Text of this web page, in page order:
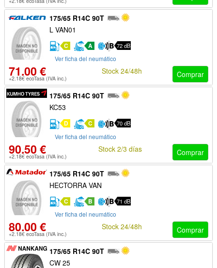
175/65 R14C 90T
L VAN01
C A 72 dB
Ver ficha del neumático
71.00 €
+2.18€ ecoTasa (IVA inc.) Comprar
Stock 24/48h
175/65 R14C 90T
KC53
D C 70 dB
Ver ficha del neumático
90.50 €
+2.18€ ecoTasa (IVA inc.) Comprar
Stock 2/3 días
175/65 R14C 90T
HECTORRA VAN
C B 71 dB
Ver ficha del neumático
80.00 €
+2.18€ ecoTasa (IVA inc.) Comprar
Stock 24/48h
175/65 R14C 90T
CW 25